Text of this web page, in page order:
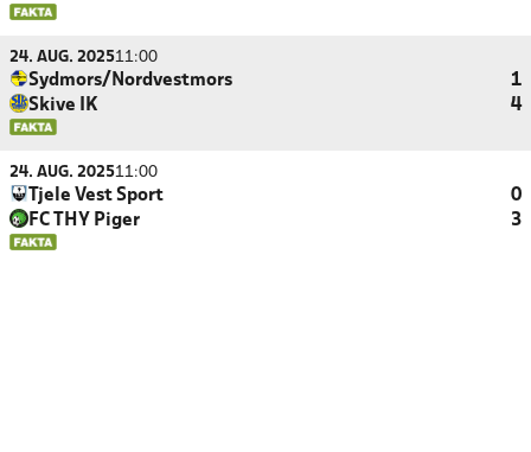
24. AUG. 202511:00
Sydmors/Nordvestmors
1
Skive IK
4
24. AUG. 202511:00
Tjele Vest Sport
0
FC THY Piger
3